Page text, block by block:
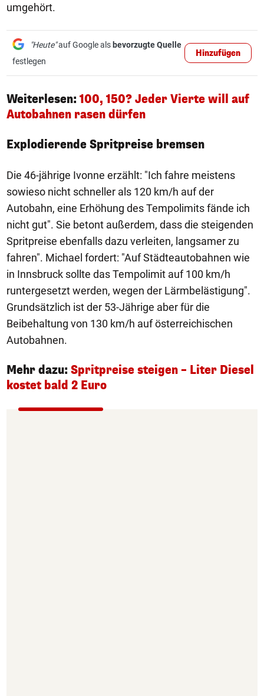
umgehört.
"Heute"auf Google als bevorzugte Quelle
festlegen
Hinzufügen
Weiterlesen: 100, 150? Jeder Vierte will auf
Autobahnen rasen dürfen
Explodierende Spritpreise bremsen
Die 46-jährige Ivonne erzählt: "Ich fahre meistens
sowieso nicht schneller als 120 km/h auf der
Autobahn, eine Erhöhung des Tempolimits fände ich
nicht gut". Sie betont außerdem, dass die steigenden
Spritpreise ebenfalls dazu verleiten, langsamer zu
fahren". Michael fordert: "Auf Städteautobahnen wie
in Innsbruck sollte das Tempolimit auf 100 km/h
runtergesetzt werden, wegen der Lärmbelästigung".
Grundsätzlich ist der 53-Jährige aber für die
Beibehaltung von 130 km/h auf österreichischen
Autobahnen.
Mehr dazu: Spritpreise steigen – Liter Diesel
kostet bald 2 Euro